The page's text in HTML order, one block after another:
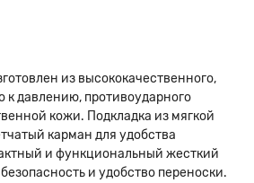
из высококачественного,
к давлению, противоударного
кожи. Подкладка из мягкой
карман для удобства
и функциональный жесткий
и удобство переноски.